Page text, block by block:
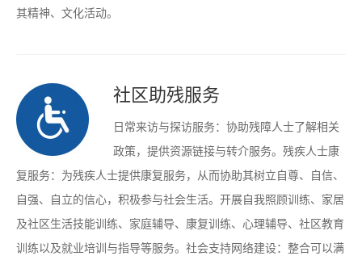
其精神、文化活动。
社区助残服务
日常来访与探访服务：协助残障人士了解相关
政策，提供资源链接与转介服务。残疾人士康
复服务：为残疾人士提供康复服务，从而协助其树立自尊、自信、
自强、自立的信心，积极参与社会生活。开展自我照顾训练、家居
及社区生活技能训练、家庭辅导、康复训练、心理辅导、社区教育
训练以及就业培训与指导等服务。社会支持网络建设：整合可以满